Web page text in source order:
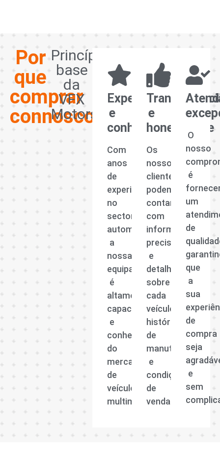
Por
que
comprar
connosco?
Princípios
base
da
VFX
Motors
Experiência
e
conhecimento
Com
anos
de
experiência
no
sector
automóvel,
a
nossa
equipa
é
altamente
capacitada
e
conhecedora
do
mercado
de
veículos
multimarcas.
e
honestidade
Os
nossos
clientes
podem
contar
com
informações
precisas
e
detalhadas
sobre
cada
veículo,
histórico
de
manutenção
e
condições
de
venda.
O
nosso
é
um
de
que
a
sua
de
compra
seja
e
sem